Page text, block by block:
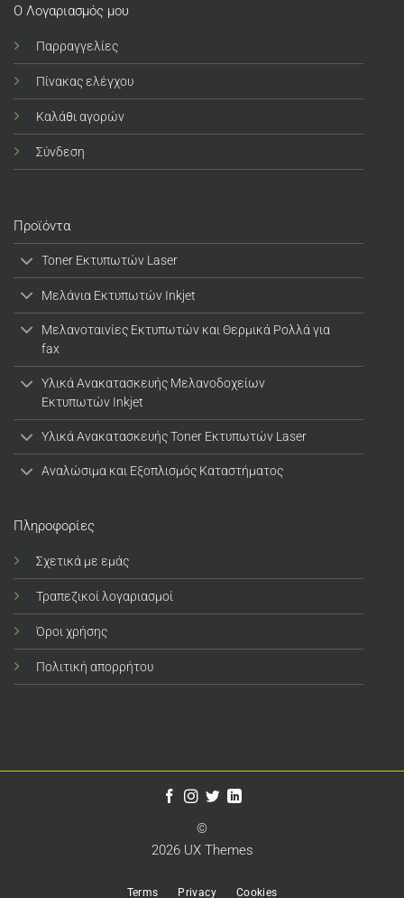
Ο Λογαριασμός μου
Παρραγγελίες
Πίνακας ελέγχου
Καλάθι αγορών
Σύνδεση
Προϊόντα
Toner Εκτυπωτών Laser
Μελάνια Εκτυπωτών Inkjet
Μελανοταινίες Εκτυπωτών και Θερμικά Ρολλά για
fax
Υλικά Ανακατασκευής Μελανοδοχείων
Εκτυπωτών Inkjet
Υλικά Ανακατασκευής Toner Εκτυπωτών Laser
Αναλώσιμα και Εξοπλισμός Καταστήματος
Πληροφορίες
Σχετικά με εμάς
Τραπεζικοί λογαριασμοί
Όροι χρήσης
Πολιτική απορρήτου
©
2026 UX Themes
Terms Privacy Cookies